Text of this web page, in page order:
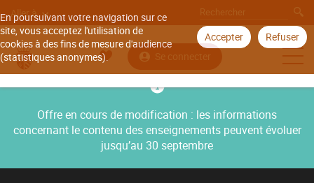
En poursuivant votre navigation sur ce
site, vous acceptez l'utilisation de
cookies à des fins de mesure d'audience
(statistiques anonymes).
Accepter Refuser
Aller à
Se connecter
Offre en cours de modification : les informations
concernant le contenu des enseignements peuvent évoluer
jusqu’au 30 septembre